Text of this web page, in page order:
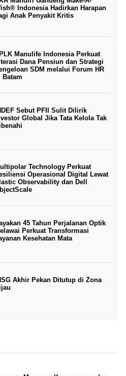
Indonesia Hadirkan Harapan
Anak Penyakit Kritis
Manulife Indonesia Perkuat
Dana Pensiun dan Strategi
SDM melalui Forum HR
Batam
Sebut PFII Sulit Dilirik
Global Jika Tata Kelola Tak
Technology Perkuat
Operasional Digital Lewat
Observability dan Dell
45 Tahun Perjalanan Optik
Perkuat Transformasi
Kesehatan Mata
Akhir Pekan Ditutup di Zona